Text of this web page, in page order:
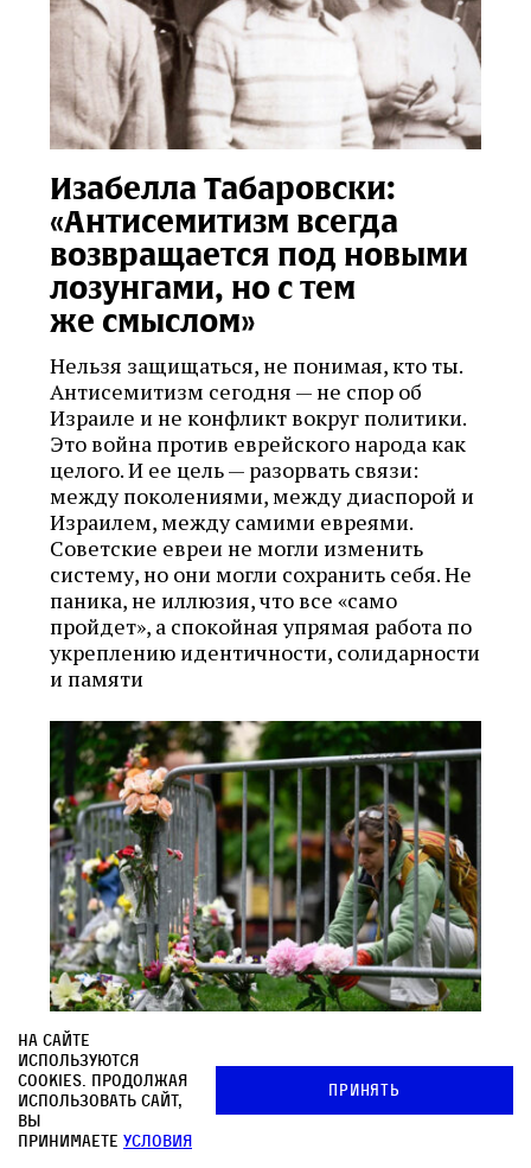
Изабелла Табаровски:
«Антисемитизм всегда
возвращается под новыми
лозунгами, но с тем
же смыслом»
Нельзя защищаться, не понимая, кто ты.
Антисемитизм сегодня — не спор об
Израиле и не конфликт вокруг политики.
Это война против еврейского народа как
целого. И ее цель — разорвать связи:
между поколениями, между диаспорой и
Израилем, между самими евреями.
Советские евреи не могли изменить
систему, но они могли сохранить себя. Не
паника, не иллюзия, что все «само
пройдет», а спокойная упрямая работа по
укреплению идентичности, солидарности
и памяти
Как антисионизм стал
западным обрядом
На сайте
используются
cookies. Продолжая
использовать сайт,
вы
принимаете условия
Принять